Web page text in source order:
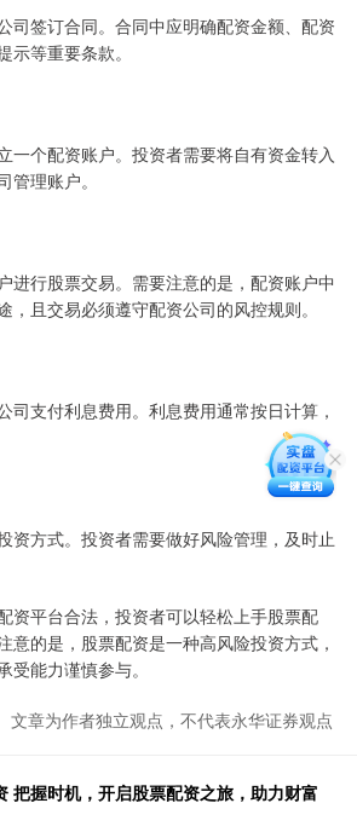
司签订合同。合同中应明确配资金额、配资
示等重要条款。
一个配资账户。投资者需要将自有资金转入
管理账户。
进行股票交易。需要注意的是，配资账户中
，且交易必须遵守配资公司的风控规则。
司支付利息费用。利息费用通常按日计算，
资方式。投资者需要做好风险管理，及时止
资平台合法，投资者可以轻松上手股票配
意的是，股票配资是一种高风险投资方式，
受能力谨慎参与。
文章为作者独立观点，不代表永华证券观点
把握时机，开启股票配资之旅，助力财富